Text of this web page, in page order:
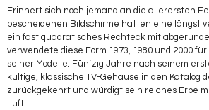
Erinnert sich noch jemand an die allerersten
bescheidenen Bildschirme hatten eine längst
ein fast quadratisches Rechteck mit
verwendete diese Form 1973, 1980 und 2000
seiner Modelle. Fünfzig Jahre nach seinem
kultige, klassische TV-Gehäuse in den Katalog
zurückgekehrt und würdigt sein reiches Erbe
Luft.